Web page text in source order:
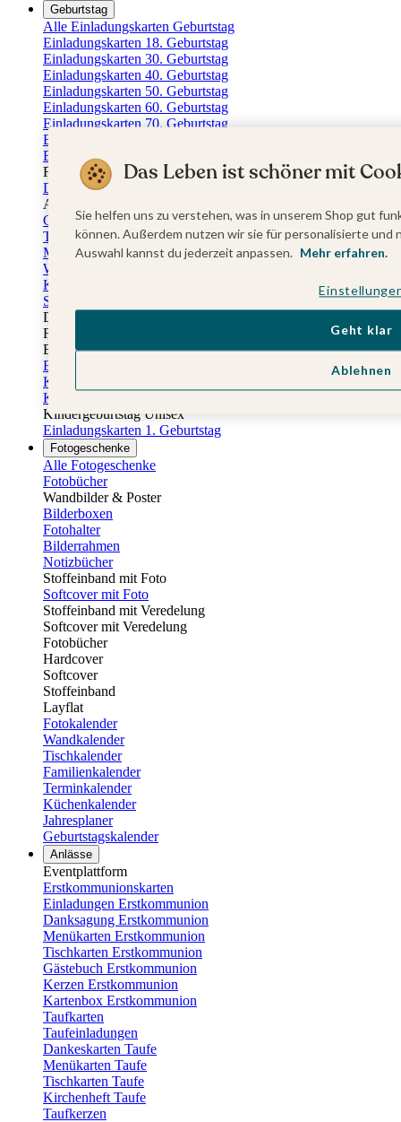
Geburtstag
Alle Einladungskarten Geburtstag
Einladungskarten 18. Geburtstag
Einladungskarten 30. Geburtstag
Einladungskarten 40. Geburtstag
Einladungskarten 50. Geburtstag
Einladungskarten 60. Geburtstag
Einladungskarten 70. Geburtstag
Einladungskarten 80. Geburtstag
Einladungskarten 90. Geburtstag
Für jedes Alter
Doppelgeburtstag Einladungen
Alle Geburtstagsextras
Gästebücher Geburtstag
Tischkarten Geburtstag
Menükarten Geburtstag
Weinetiketten Geburtstag
Kartenbox Geburtstag
Save the Date Karten
Dankeskarten Geburtstag
Fotobuch Geburtstag
Eventplattform
Einladungskarten Kindergeburtstag
Kindergeburtstag Jungen
Kindergeburtstag Mädchen
Kindergeburtstag Unisex
Einladungskarten 1. Geburtstag
Fotogeschenke
Alle Fotogeschenke
Fotobücher
Wandbilder & Poster
Bilderboxen
Fotohalter
Bilderrahmen
Notizbücher
Stoffeinband mit Foto
Softcover mit Foto
Stoffeinband mit Veredelung
Softcover mit Veredelung
Fotobücher
Hardcover
Softcover
Stoffeinband
Layflat
Fotokalender
Wandkalender
Tischkalender
Familienkalender
Terminkalender
Küchenkalender
Jahresplaner
Geburtstagskalender
Anlässe
Eventplattform
Erstkommunionskarten
Einladungen Erstkommunion
Danksagung Erstkommunion
Menükarten Erstkommunion
Tischkarten Erstkommunion
Gästebuch Erstkommunion
Kerzen Erstkommunion
Kartenbox Erstkommunion
Taufkarten
Taufeinladungen
Dankeskarten Taufe
Menükarten Taufe
Tischkarten Taufe
Kirchenheft Taufe
Taufkerzen
Das Leben ist schöner mit
Sie helfen uns zu verstehen, was in unserem Shop gut
können. Außerdem nutzen wir sie für personalisierte
Auswahl kannst du jederzeit anpassen. Mehr erfahren.
Ablehnen
Geht klar